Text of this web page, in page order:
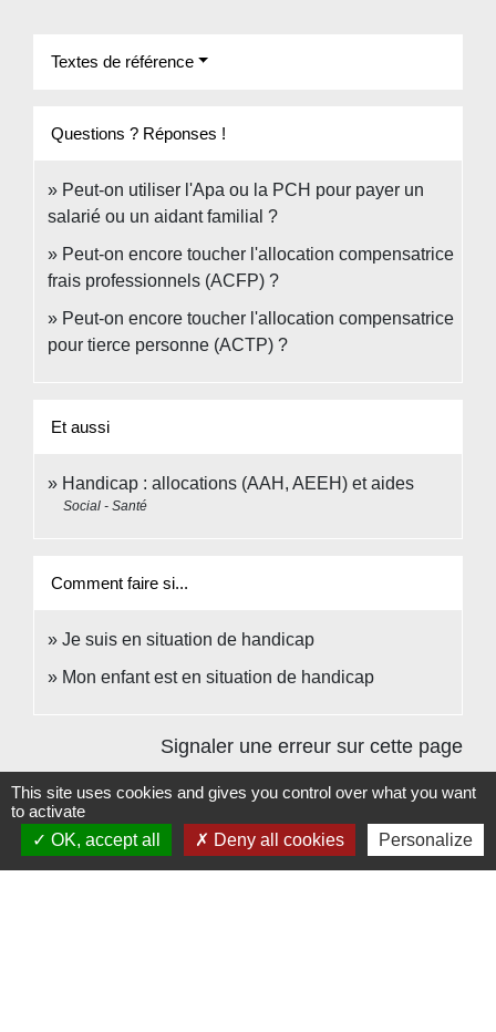
Textes de référence
Questions ? Réponses !
Peut-on utiliser l'Apa ou la PCH pour payer un
salarié ou un aidant familial ?
Peut-on encore toucher l'allocation compensatrice
frais professionnels (ACFP) ?
Peut-on encore toucher l'allocation compensatrice
pour tierce personne (ACTP) ?
Et aussi
Handicap : allocations (AAH, AEEH) et aides
Social - Santé
Comment faire si...
Je suis en situation de handicap
Mon enfant est en situation de handicap
Signaler une erreur sur cette page
This site uses cookies and gives you control over what you want
to activate
OK, accept all
Deny all cookies Personalize